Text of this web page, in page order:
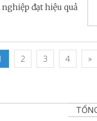
đạt hiệu quả
2 3 4 »